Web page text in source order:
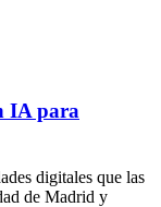
IA para
digitales que las
de Madrid y